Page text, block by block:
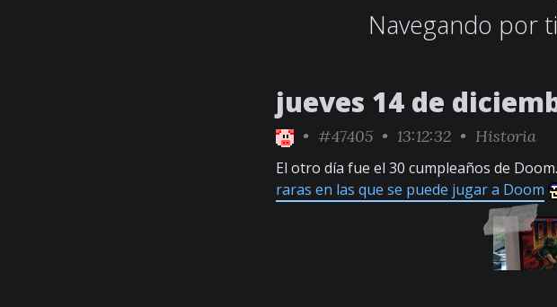
Navegando por
jueves 14 de
• #47405 • 13:12:32 • Historia
El otro día fue el 30 cumpleaños de
raras en las que se puede jugar a Doom